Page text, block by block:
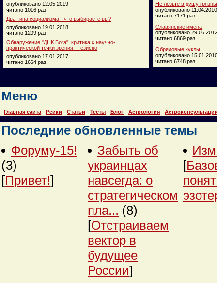
опубликовано 12.05.2019
читано 1016 раз
Два типа социализма - что выбираете вы?
опубликовано 19.01.2018
читано 1209 раз
Обнаружение "ДНК Бога": критика с научно-
практической точки зрения - тезисно
опубликовано 17.01.2017
читано 1664 раз
Не лезьте в душу
опубликовано 11.04.2010
читано 7171 раз
Славянские имена
опубликовано 29.06.2012
читано 6869 раз
Обрядовые куклы
опубликовано 15.01.2010
читано 6748 раз
Меню
Главная сайта Рейки Статьи Тесты Блог Астрология
Последние обновленные темы
Форуму-15!
(3)
[Привет!]
Забыть об
украинцах
навсегда: о
стратегическом
пла... (8)
[Отстраиваем
вектор в
будущее
России]
[